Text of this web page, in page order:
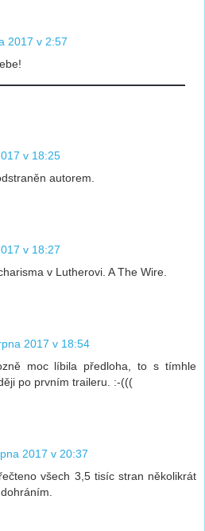
2017 v 2:57
v 18:25
autorem.
v 18:27
v Lutherovi. A The Wire.
2017 v 18:54
moc líbila předloha, to s tímhle
po prvním traileru. :-(((
2017 v 20:37
všech 3,5 tisíc stran několikrát